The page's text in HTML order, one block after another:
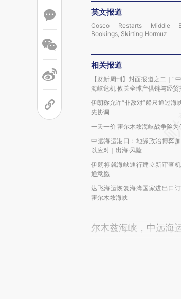
英文报道
Cosco Restarts Middle
Bookings, Skirting Hormuz
相关报道
【财新周刊】封面报道之二｜“
海峡危机 攸关全球产供链与经贸
伊朗称允许“非敌对”船只通过海
先协调
一天一价 霍尔木兹海峡战争险为
中远海运港口：地缘政治博弈
以应对｜出海·风险
伊朗将就海峡通行建立新审查
通意愿
达飞海运恢复海湾国家进出口
霍尔木兹海峡
尔木兹海峡，中远海